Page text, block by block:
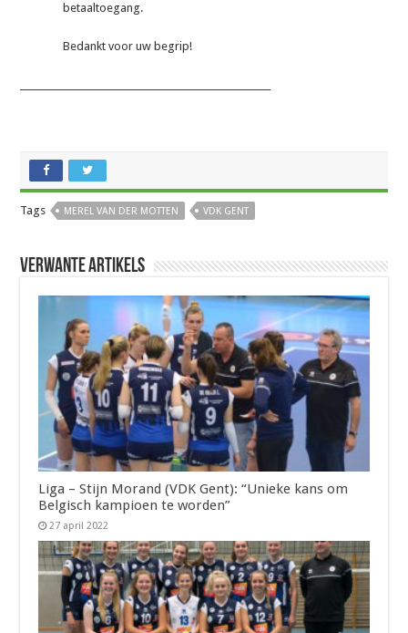
betaaltoegang.
Bedankt voor uw begrip!
Tags MEREL VAN DER MOTTEN VDK GENT
Verwante artikels
Liga – Stijn Morand (VDK Gent): “Unieke kans om
Belgisch kampioen te worden”
27 april 2022